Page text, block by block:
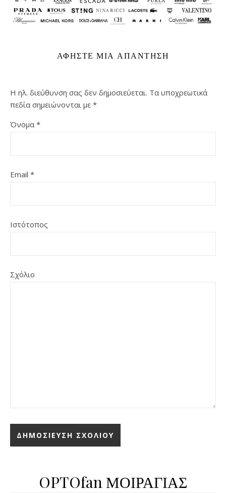
ΑΦΉΣΤΕ ΜΙΑ ΑΠΆΝΤΗΣΗ
Η ηλ. διεύθυνση σας δεν δημοσιεύεται. Τα υποχρεωτικά
πεδία σημειώνονται με *
Όνομα *
Email *
Ιστότοπος
Σχόλιο
OPTOfan ΜΟΙΡΑΓΙΑΣ